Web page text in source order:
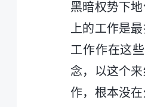
黑暗权势下
上的工作是
工作作在这
念，以这个
作，根本没